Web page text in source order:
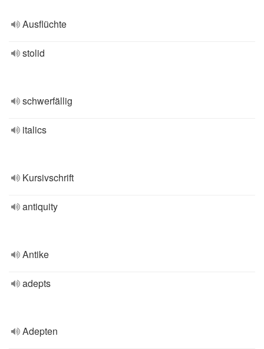
Ausflüchte
stolid
schwerfällig
italics
Kursivschrift
antiquity
Antike
adepts
Adepten